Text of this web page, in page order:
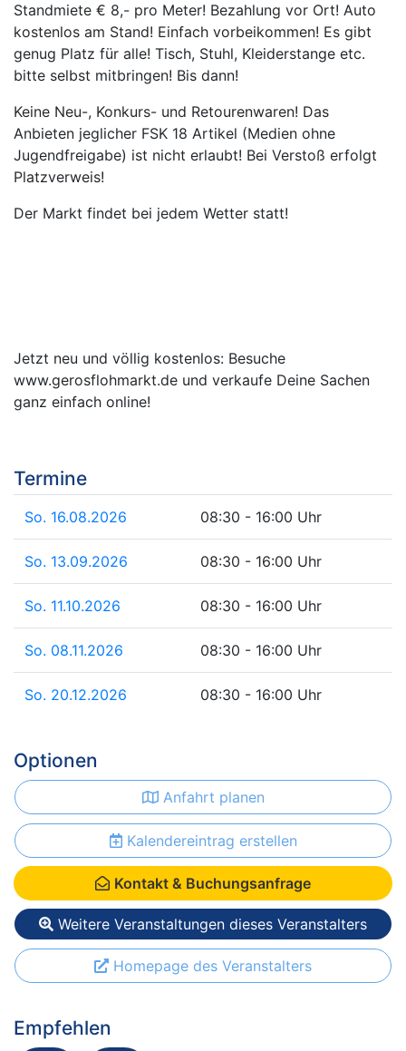
Standmiete € 8,- pro Meter! Bezahlung vor Ort! Auto
kostenlos am Stand! Einfach vorbeikommen! Es gibt
genug Platz für alle! Tisch, Stuhl, Kleiderstange etc.
bitte selbst mitbringen! Bis dann!
Keine Neu-, Konkurs- und Retourenwaren! Das
Anbieten jeglicher FSK 18 Artikel (Medien ohne
Jugendfreigabe) ist nicht erlaubt! Bei Verstoß erfolgt
Platzverweis!
Der Markt findet bei jedem Wetter statt!
Jetzt neu und völlig kostenlos: Besuche
www.gerosflohmarkt.de und verkaufe Deine Sachen
ganz einfach online!
Termine
So. 16.08.2026 08:30 - 16:00 Uhr
So. 13.09.2026 08:30 - 16:00 Uhr
So. 11.10.2026 08:30 - 16:00 Uhr
So. 08.11.2026 08:30 - 16:00 Uhr
So. 20.12.2026 08:30 - 16:00 Uhr
Optionen
Anfahrt planen
Kalendereintrag erstellen
Kontakt & Buchungsanfrage
Weitere Veranstaltungen dieses Veranstalters
Homepage des Veranstalters
Empfehlen